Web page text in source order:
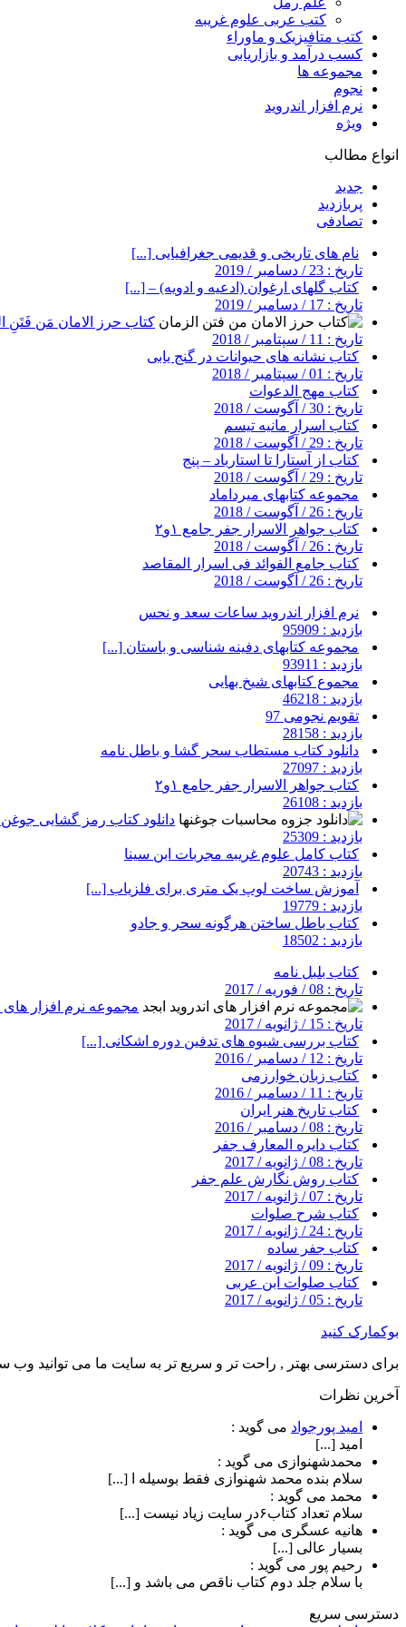
کتب عربی علوم غریبه
کتب متافیزیک و ماوراء
کسب درآمد و بازاریابی
مجموعه ها
نجوم
نرم افزار اندروید
ویژه
انواع مطالب
جدید
پربازدید
تصادفی
نام های تاریخی و قدیمی جغرافیایی [...]
تاریخ : 23 / دسامبر / 2019
کتاب گلهای ارغوان (ادعیه و ادویه) – [...]
تاریخ : 17 / دسامبر / 2019
کتاب حرز الامان مَن فَتَنِ
تاریخ : 11 / سپتامبر / 2018
کتاب نشانه های حیوانات در گنج یابی
تاریخ : 01 / سپتامبر / 2018
کتاب مهج الدعوات
تاریخ : 30 / آگوست / 2018
کتاب اسرار مانیه تیسم
تاریخ : 29 / آگوست / 2018
کتاب از آستارا تا استارباد – پنج
تاریخ : 29 / آگوست / 2018
مجموعه کتابهای میرداماد
تاریخ : 26 / آگوست / 2018
کتاب جواهر الاسرار جفر جامع ۱و۲
تاریخ : 26 / آگوست / 2018
کتاب جامع الفوائد فی اسرار المقاصد
تاریخ : 26 / آگوست / 2018
نرم افزار اندروید ساعات سعد و نحس
بازدید : 95909
مجموعه کتابهای دفینه شناسی و باستان [...]
بازدید : 93911
مجموع کتابهای شیخ بهایی
بازدید : 46218
تقویم نجومی 97
بازدید : 28158
دانلود کتاب مستطاب سحر گشا و باطل نامه
بازدید : 27097
کتاب جواهر الاسرار جفر جامع ۱و۲
بازدید : 26108
دانلود کتاب رمز گشایی
بازدید : 25309
کتاب کامل علوم غریبه مجربات ابن سینا
بازدید : 20743
آموزش ساخت لوپ یک متری برای فلزیاب [...]
بازدید : 19779
کتاب باطل ساختن هرگونه سحر و جادو
بازدید : 18502
کتاب بلبل نامه
تاریخ : 08 / فوریه / 2017
مجموعه نرم افزار های
تاریخ : 15 / ژانویه / 2017
کتاب بررسی شیوه های تدفین دوره اشکانی [...]
تاریخ : 12 / دسامبر / 2016
کتاب زبان خوارزمی
تاریخ : 11 / دسامبر / 2016
کتاب تاریخ هنر ایران
تاریخ : 08 / دسامبر / 2016
کتاب دایره المعارف جفر
تاریخ : 08 / ژانویه / 2017
کتاب روش نگارش علم جفر
تاریخ : 07 / ژانویه / 2017
کتاب شرح صلوات
تاریخ : 24 / ژانویه / 2017
کتاب جفر ساده
تاریخ : 09 / ژانویه / 2017
کتاب صلوات ابن عربی
تاریخ : 05 / ژانویه / 2017
بوکمارک کنید
برای دسترسی بهتر , راحت تر و سریع تر به سایت ما می توانید وب
آخرین نظرات
امید پورجواد می گوید :
امید [...]
محمدشهنوازی می گوید :
سلام بنده محمد شهنوازی فقط بوسیله ا [...]
محمد می گوید :
سلام تعداد کتاب۶در سایت زیاد نیست [...]
هانیه عسگری می گوید :
بسیار عالی [...]
رحیم پور می گوید :
با سلام جلد دوم کتاب ناقص می باشد و [...]
دسترسی سریع